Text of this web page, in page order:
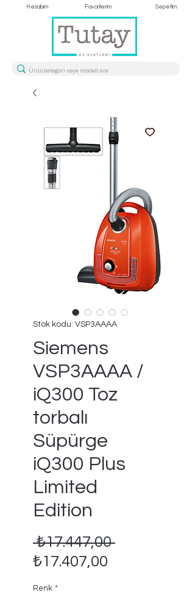
Hesabım Favorilerim Sepetim
Stok kodu: VSP3AAAA
Siemens
VSP3AAAA /
iQ300 Toz
torbalı
Süpürge
iQ300 Plus
Limited
Edition
₺17.447,00 Normal
₺17.407,00
Renk *